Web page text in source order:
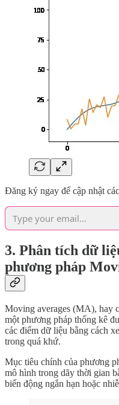
Đăng ký ngay để cập nhật
3. Phân tích dữ
phương pháp
Moving averages (MA), hay
một phương pháp thống kê
các điểm dữ liệu bằng cách
trong quá khứ.
Mục tiêu chính của phương
mô hình trong dãy thời gian
biến động ngắn hạn hoặc